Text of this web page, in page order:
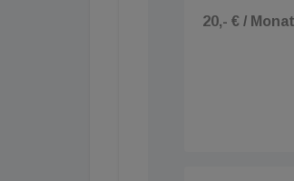
20,- € /